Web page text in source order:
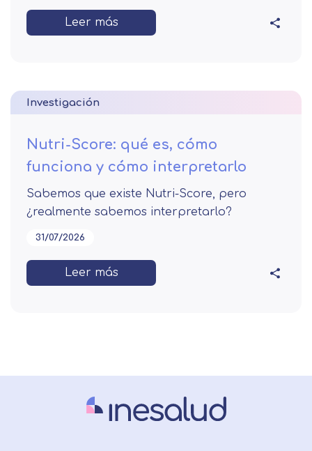
Leer más
Investigación
Nutri-Score: qué es, cómo
funciona y cómo interpretarlo
Sabemos que existe Nutri-Score, pero
¿realmente sabemos interpretarlo?
31/07/2026
Leer más